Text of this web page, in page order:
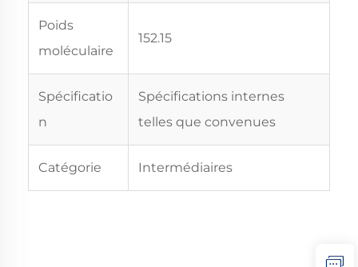
Poids
moléculaire
152.15
Spécificatio
n
Spécifications internes
telles que convenues
Catégorie Intermédiaires